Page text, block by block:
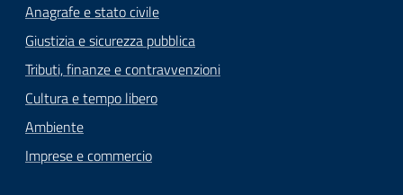
Anagrafe e stato civile
Giustizia e sicurezza pubblica
Tributi, finanze e contravvenzioni
Cultura e tempo libero
Ambiente
Imprese e commercio